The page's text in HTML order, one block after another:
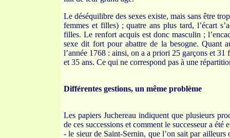
Le déséquilibre des sexes existe, mais sans être
femmes et filles) ; quatre ans plus tard, l’écart
filles. Le renfort acquis est donc masculin ;
sexe dit fort pour abattre de la besogne. Quant
l’année 1768 : ainsi, on a a priori 25 garçons et
et 35 ans. Ce qui ne correspond pas à une
Différentes gestions, un même problème
Les papiers Juchereau indiquent que plusieurs
de ces successions et comment le successeur a été
- le sieur de Saint-Sernin, que l’on sait par